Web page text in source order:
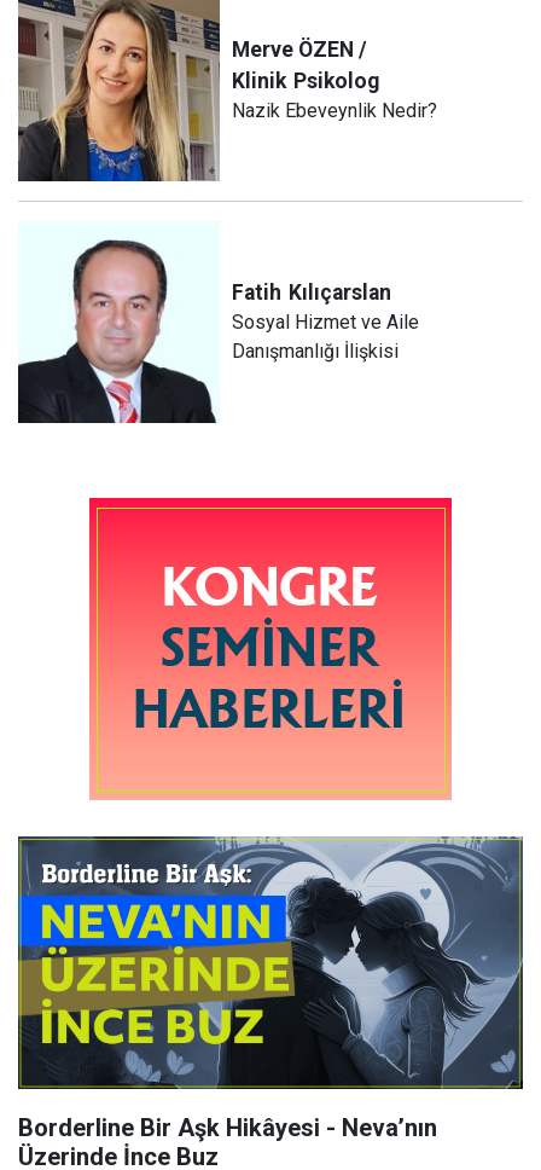
Merve ÖZEN /
Klinik Psikolog
Nazik Ebeveynlik Nedir?
Fatih Kılıçarslan
Sosyal Hizmet ve Aile
Danışmanlığı İlişkisi
Borderline Bir Aşk Hikâyesi - Neva’nın
Üzerinde İnce Buz